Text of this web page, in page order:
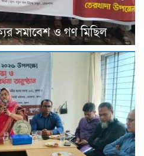
সমাবেশ ও গণ মিছিল